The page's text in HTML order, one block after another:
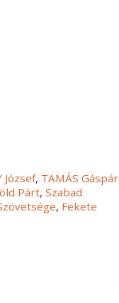
József, TAMÁS Gáspár
Párt,Szabad
, Fekete